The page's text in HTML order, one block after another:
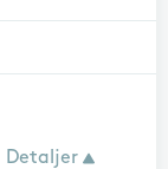
Detaljer